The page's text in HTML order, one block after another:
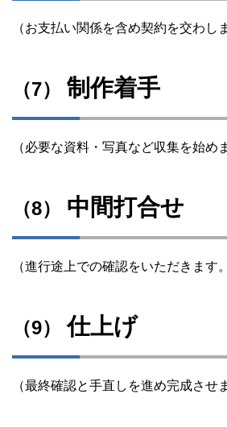
（お支払い関係を含め契約を交わし
（7） 制作着手
（必要な資料・写真など収集を始め
（8） 中間打合せ
（進行途上での確認をいただきます
（9）仕上げ
（最終確認と手直しを進め完成させ